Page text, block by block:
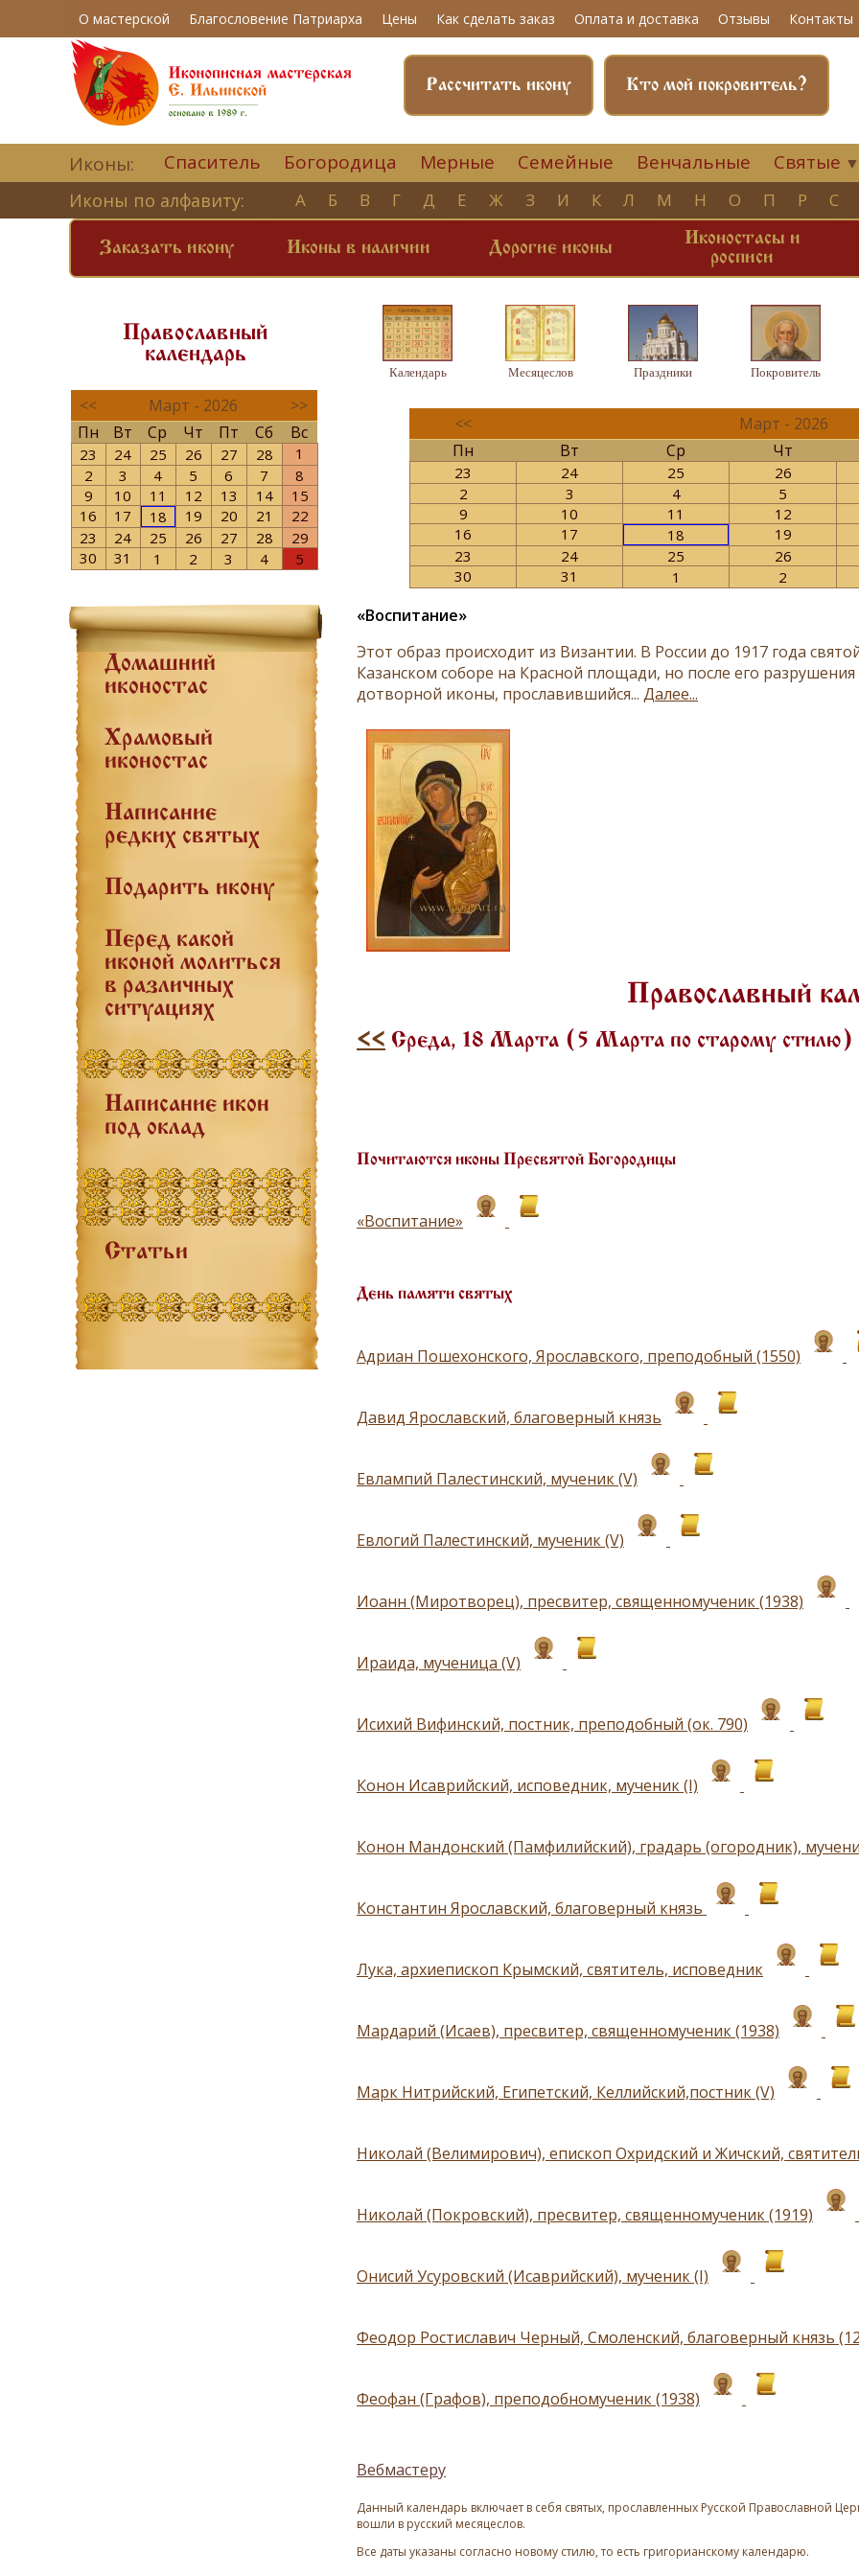
О мастерской Благословение Патриарха Цены Как сделать заказ Оплата и доставка Отзывы Контакты
Кто мой покровитель?
Рассчитать икону
Иконы: Спаситель Богородица Мерные Семейные Венчальные Святые ▼
Иконы по алфавиту: А Б В Г Д Е Ж З И К Л М Н О П Р С
Заказать икону Иконы в наличии Дорогие иконы
Иконостасы и
росписи
Православный
календарь
<< Март - 2026
>>
Пн
Вт Ср Чт Пт Сб Вс
23 24 25 26 27 28
1
2
3 4 5 6 7
8
9
10 11 12 13 14
15
16
17 18 19 20 21
22
23
24 25 26 27 28
29
30
31 1 2 3 4 5
Домашний
иконостас
Храмовый
иконостас
Написание
редких святых
Подарить икону
Перед какой
иконой молиться
в различных
ситуациях
Написание икон
под оклад
Статьи
Календарь Месяцеслов Праздники Покровитель
<< Март - 2026
Пн
Вт Ср Чт
23 24 25 26
2
3 4 5
9
10 11 12
16
17 18 19
23
24 25 26
30
31 1 2
«Воспитание»
Этот образ происходит из Византии. В России до 1917 го­да
Ка­зан­ском со­бо­ре на Крас­ной пло­ща­ди, но по­сле его
до­твор­ной ико­ны, про­сла­вив­ший­ся... Далее...
Православный
<< Среда, 18 Марта (5 Марта по старому стилю)
Почитаются иконы Пресвятой Богородицы
«Воспитание»
День памяти святых
Адриан Пошехонского, Ярославского, преподобный (1550)
Давид Ярославский, благоверный князь
Евлампий Палестинский, мученик (V)
Евлогий Палестинский, мученик (V)
Иоанн (Миротворец), пресвитер, священномученик (1938)
Ираида, мученица (V)
Исихий Вифинский, постник, преподобный (ок. 790)
Конон Исаврийский, исповедник, мученик (I)
Конон Мандонский (Памфилийский), градарь (огородник),
Константин Ярославский, благоверный князь
Лука, архиепископ Крымский, святитель, исповедник
Мардарий (Исаев), пресвитер, священномученик (1938)
Марк Нитрийский, Египетский, Келлийский,постник (V)
Николай (Велимирович), епископ Охридский и Жичский,
Николай (Покровский), пресвитер, священномученик (1919)
Онисий Усуровский (Исаврийский), мученик (I)
Феодор Ростиславич Черный, Смоленский, благоверный князь
Феофан (Графов), преподобномученик (1938)
Вебмастеру
Данный календарь включает в себя святых, прославленных Русской Православной
вошли в русский месяцеслов.
Все даты указаны согласно новому стилю, то есть григорианскому календарю.